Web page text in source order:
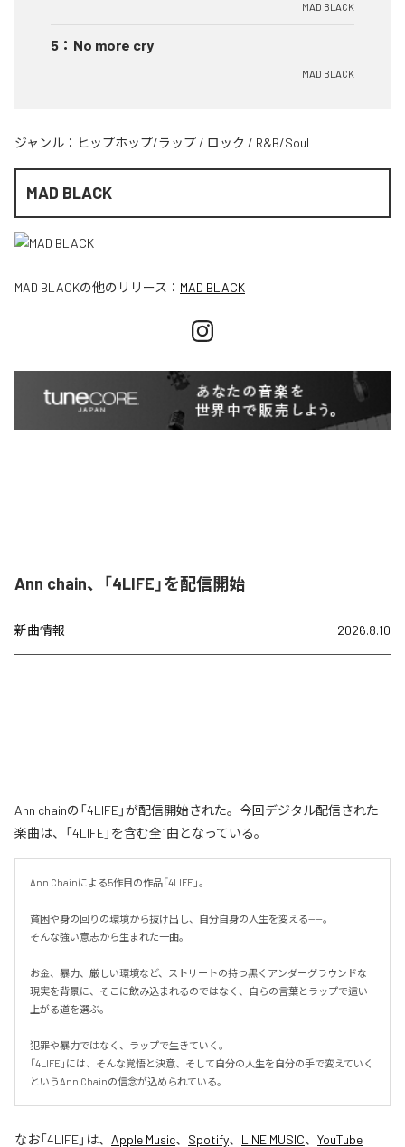
MAD BLACK
5 ： No more cry
MAD BLACK
ジャンル： ヒップホップ/ラップ / ロック / R&B/Soul
MAD BLACK
MAD BLACKの他のリリース： MAD BLACK
Ann chain、「4LIFE」を配信開始
新曲情報 2026.8.10
Ann chainの「4LIFE」が配信開始された。今回デジタル配信された
楽曲は、「4LIFE」を含む全1曲となっている。
Ann Chainによる5作目の作品「4LIFE」。
貧困や身の回りの環境から抜け出し、自分自身の人生を変える——。
そんな強い意志から生まれた一曲。
お金、暴力、厳しい環境など、ストリートの持つ黒くアンダーグラウンドな
現実を背景に、そこに飲み込まれるのではなく、自らの言葉とラップで這い
上がる道を選ぶ。
犯罪や暴力ではなく、ラップで生きていく。
「4LIFE」には、そんな覚悟と決意、そして自分の人生を自分の手で変えていく
というAnn Chainの信念が込められている。
なお「4LIFE」は、 Apple Music、 Spotify、 LINE MUSIC、 YouTube